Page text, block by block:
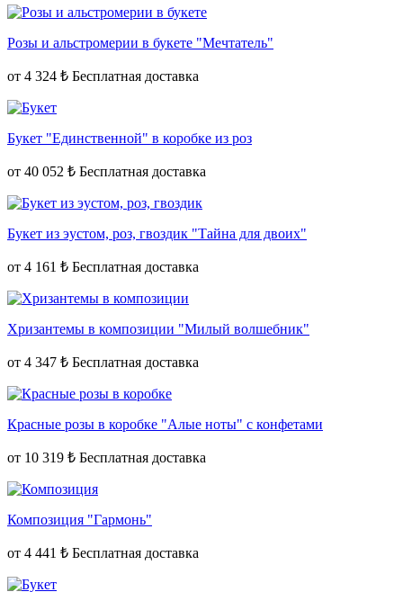
Розы и альстромерии в букете "Мечтатель"
от 4 324 ₺
Букет "Единственной" в коробке из роз
от 40 052 ₺
Букет из эустом, роз, гвоздик "Тайна для двоих"
от 4 161 ₺
Хризантемы в композиции "Милый волшебник"
от 4 347 ₺
Красные розы в коробке "Алые ноты" с конфетами
от 10 319 ₺
Композиция "Гармонь"
от 4 441 ₺